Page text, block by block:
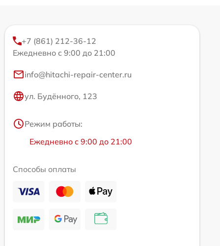
+7 (861) 212-36-12
Ежедневно с 9:00 до 21:00
info@hitachi-repair-center.ru
ул. Будённого, 123
Режим работы:
Ежедневно с 9:00 до 21:00
Способы оплаты